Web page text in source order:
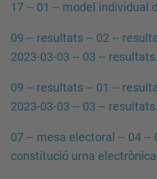
17 -- 01 -- model
09 -- resultats -- 02 --
2023-03-03 -- 03 --
09 -- resultats -- 01 --
2023-03-03 -- 03 --
07 -- mesa electoral -- 04 --
constitució urna